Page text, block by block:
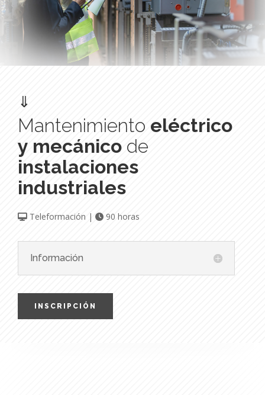
⇓
Mantenimiento eléctrico
y mecánico de
instalaciones
industriales
Teleformación | 90 horas
Información
INSCRIPCIÓN